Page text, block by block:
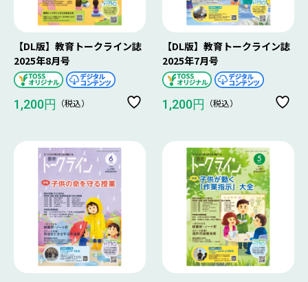
【DL版】教育トークライン誌
2025年8月号
1,200円 （税込）
【DL版】教育トークライン誌
2025年7月号
1,200円 （税込）